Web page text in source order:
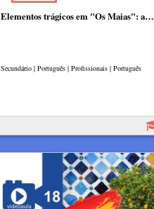
Elementos trágicos em "Os Maias": a…
Secundário | Português | Profissionais | Português